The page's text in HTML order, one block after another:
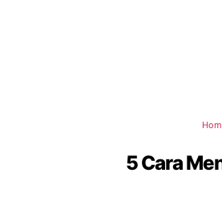
5 Cara